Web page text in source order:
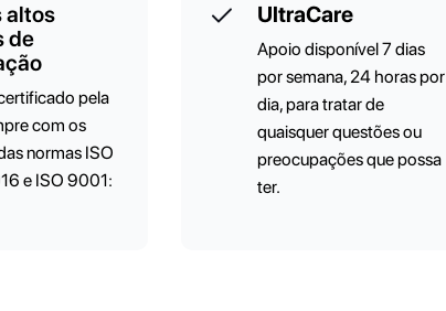
altos
de
pela
com os
normas ISO
e ISO 9001:
UltraCare
Apoio disponível 7 dias
por semana, 24 horas por
dia, para tratar de
quaisquer questões ou
preocupações que possa
ter.